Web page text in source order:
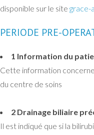
disponible sur le site grace-
PERIODE PRE-
1 Information du
Cette information
du centre de soins
2 Drainage biliaire
Il est indiqué que si la